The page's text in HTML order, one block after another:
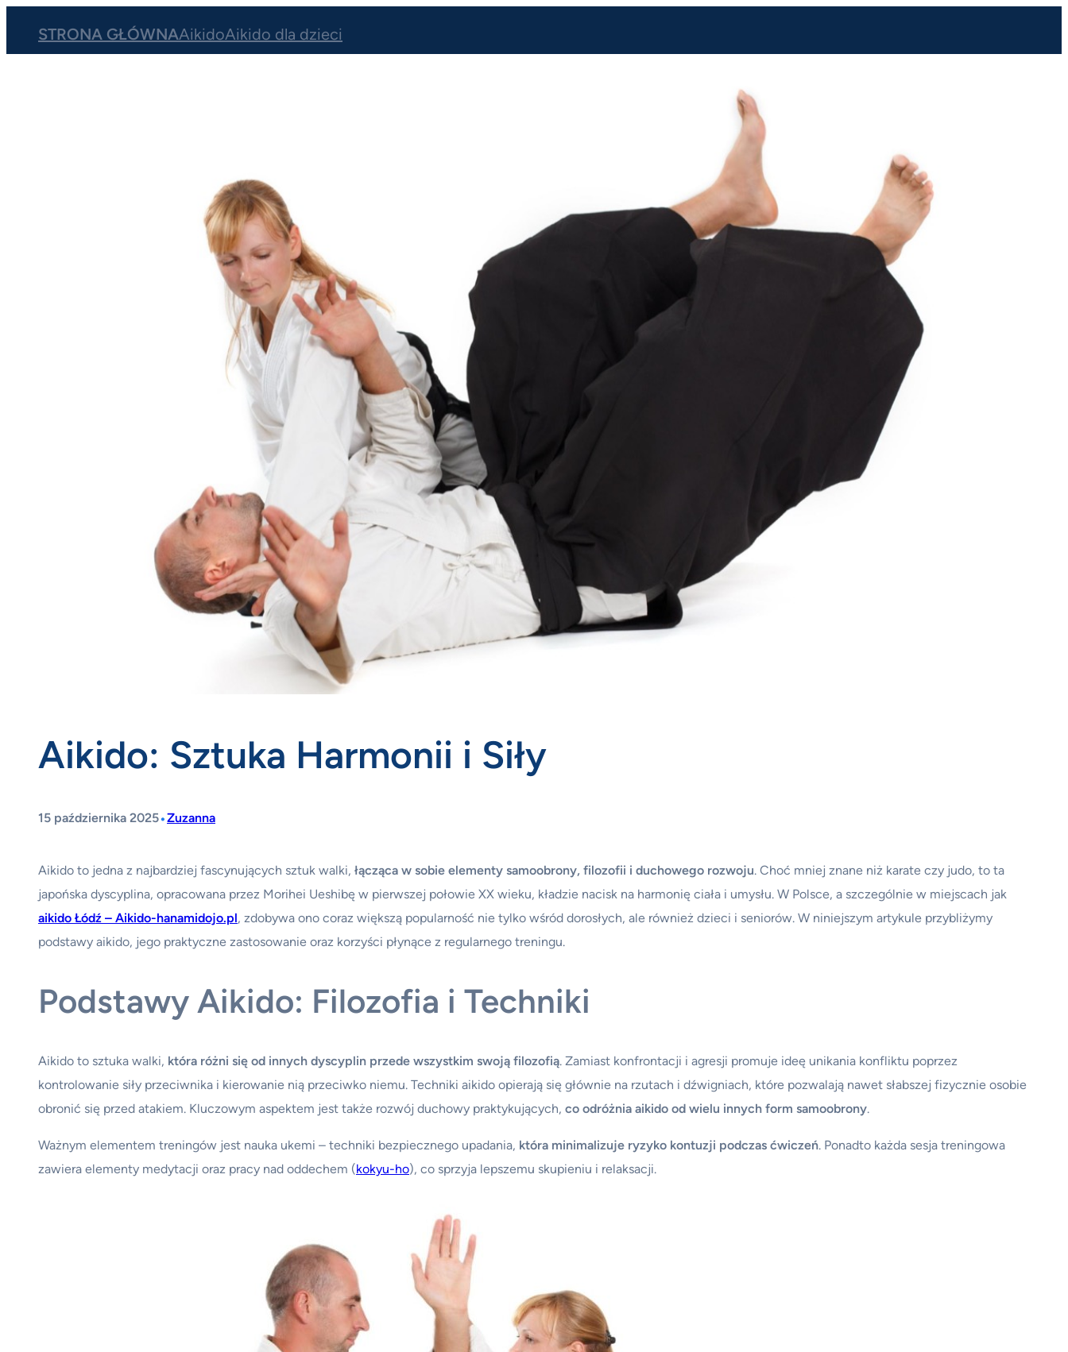
STRONA GŁÓWNAAikidoAikido dla dzieci
Aikido: Sztuka Harmonii i Siły
15 października 2025•Zuzanna
Aikido to jedna z najbardziej fascynujących sztuk walki, łącząca w sobie elementy samoobrony, filozofii i duchowego rozwoju. Choć mniej znane niż karate czy judo, to ta
japońska dyscyplina, opracowana przez Morihei Ueshibę w pierwszej połowie XX wieku, kładzie nacisk na harmonię ciała i umysłu. W Polsce, a szczególnie w miejscach jak
aikido Łódź – Aikido-hanamidojo.pl, zdobywa ono coraz większą popularność nie tylko wśród dorosłych, ale również dzieci i seniorów. W niniejszym artykule przybliżymy
podstawy aikido, jego praktyczne zastosowanie oraz korzyści płynące z regularnego treningu.
Podstawy Aikido: Filozofia i Techniki
Aikido to sztuka walki, która różni się od innych dyscyplin przede wszystkim swoją filozofią. Zamiast konfrontacji i agresji promuje ideę unikania konfliktu poprzez
kontrolowanie siły przeciwnika i kierowanie nią przeciwko niemu. Techniki aikido opierają się głównie na rzutach i dźwigniach, które pozwalają nawet słabszej fizycznie osobie
obronić się przed atakiem. Kluczowym aspektem jest także rozwój duchowy praktykujących, co odróżnia aikido od wielu innych form samoobrony.
Ważnym elementem treningów jest nauka ukemi – techniki bezpiecznego upadania, która minimalizuje ryzyko kontuzji podczas ćwiczeń. Ponadto każda sesja treningowa
zawiera elementy medytacji oraz pracy nad oddechem (kokyu-ho), co sprzyja lepszemu skupieniu i relaksacji.